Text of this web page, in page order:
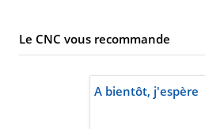
Le CNC vous recommande
A bientôt, j'espère